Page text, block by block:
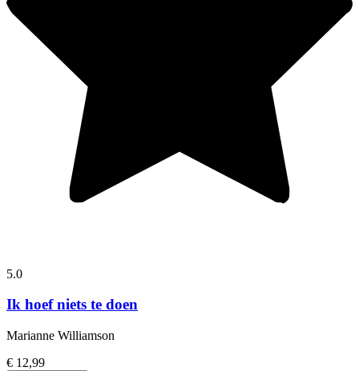
5.0
Ik hoef niets te doen
Marianne Williamson
€ 12,99